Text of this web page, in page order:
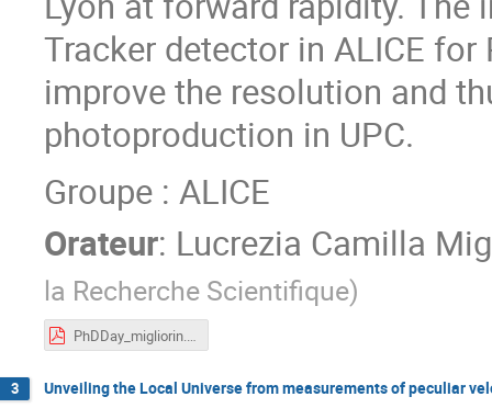
Tracker detector in ALICE
improve the resolution and
photoproduction in UPC.
Groupe : ALICE
Orateur: Lucrezia Camilla
la Recherche Scientifique)
PhDDay_migliorin.pdf
3 Unveiling the Local Universe from measurements of peculiar